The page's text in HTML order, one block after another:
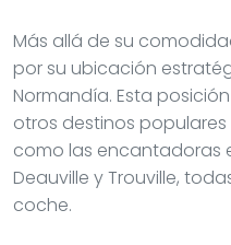
Más allá de su
por su ubicación
Normandía. Esta
otros destinos populares
como las encantadoras
Deauville y Trouville,
coche.